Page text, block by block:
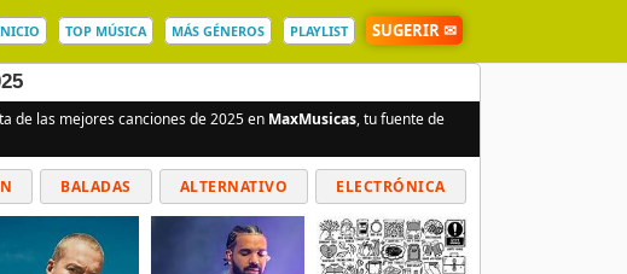
TOP MÚSICA MÁS GÉNEROS PLAYLIST SUGERIR ✉
de las mejores canciones de 2025 en MaxMusicas, tu fuente de
BALADAS ALTERNATIVO ELECTRÓNICA